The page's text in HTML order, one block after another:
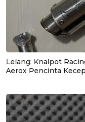
Lelang: Knalpot
Aerox Pencinta